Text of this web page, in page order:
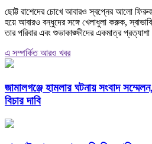
ছোট্ট রাশেদের চোখে আবারও স্বপ্নের আলো
হয়ে আবারও বন্ধুদের সঙ্গে খেলাধুলা করুক,
তার পরিবার এবং শুভাকাঙ্ক্ষীদের একমাত্র
এ সম্পর্কিত আরও খবর
জামালগঞ্জে হামলার ঘটনায় সংবাদ
বিচার দাবি